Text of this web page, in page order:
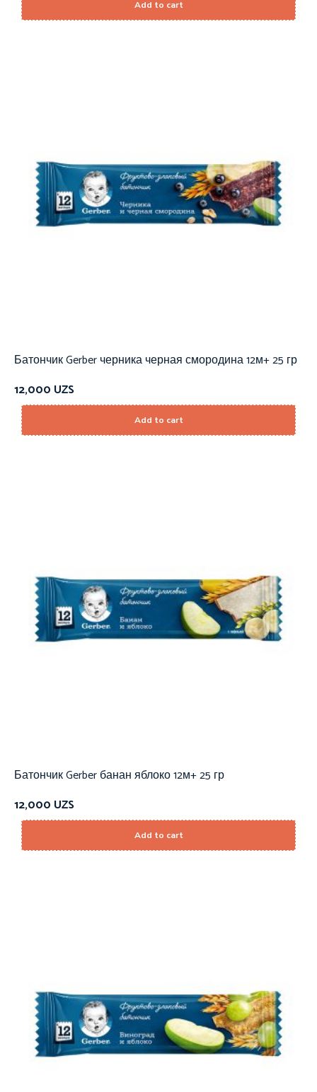
Add to cart
Батончик Gerber черника черная смородина 12м+ 25 гр
12,000 UZS
Add to cart
Батончик Gerber банан яблоко 12м+ 25 гр
12,000 UZS
Add to cart